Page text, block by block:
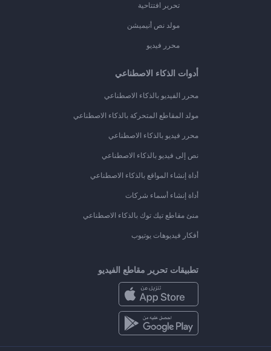
تحرير افتتاحية
مولد نص أنيميشن
محرر فيديو
أدوات الذكاء الاصطناعي
محرر الفيديو بالذكاء الاصطناعي
مولد المقاطع المتحركة بالذكاء الاصطناعي
محرر فيديو بالذكاء الاصطناعي
نص إلى فيديو بالذكاء الاصطناعي
أداة إنشاء المواقع بالذكاء الاصطناعي
أداة إنشاء أسماء شركات
منئ مقاطع تيك توك بالذكاء الاصطناعي
أفكار فيديوهات يوتيوب
تطبيقات تحرير مقاطع الفيديو